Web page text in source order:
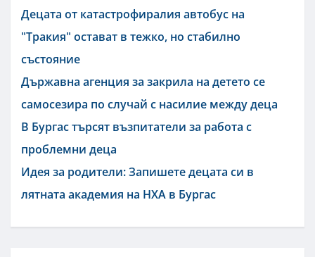
Децата от катастрофиралия автобус на
"Тракия" остават в тежко, но стабилно
състояние
Държавна агенция за закрила на детето се
самосезира по случай с насилие между деца
В Бургас търсят възпитатели за работа с
проблемни деца
Идея за родители: Запишете децата си в
лятната академия на НХА в Бургас